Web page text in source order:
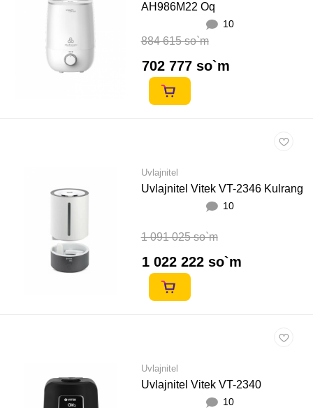
AH986M22 Oq
10
884 615 so`m
702 777 so`m
Uvlajnitel
Uvlajnitel Vitek VT-2346 Kulrang
10
1 091 025 so`m
1 022 222 so`m
Uvlajnitel
Uvlajnitel Vitek VT-2340
10